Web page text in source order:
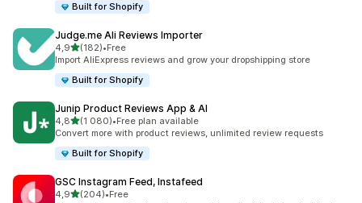
Built for Shopify
Judge.me Ali Reviews Importer
4,9av 5 stjerner
(182)
Totalt 182 omtaler
•Free
Import AliExpress reviews and grow your dropshipping store
Built for Shopify
Junip Product Reviews App & AI
4,8av 5 stjerner
(1 080)
Totalt 1080 omtaler
•Free plan available
Convert more with product reviews, unlimited review requests
Built for Shopify
GSC Instagram Feed, Instafeed
4,9av 5 stjerner
(204)
Totalt 204 omtaler
•Free